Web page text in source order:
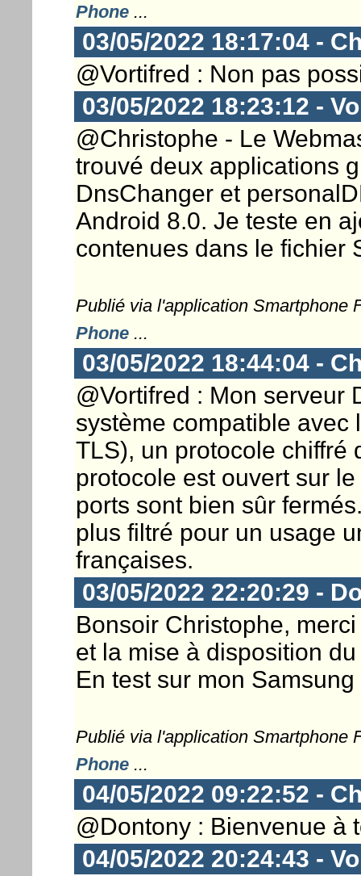
Phone...
03/05/2022 18:17:04 -
@Vortifred : Non pas
03/05/2022 18:23:12 -
@Christophe - Le
trouvé deux applications
DnsChanger et
Android 8.0. Je teste en
contenues dans le fichier
Publié via l'application Smartphone
Phone...
03/05/2022 18:44:04 -
@Vortifred : Mon serveur
système compatible avec
TLS), un protocole chiffré
protocole est ouvert sur
ports sont bien sûr
plus filtré pour un usage
françaises.
03/05/2022 22:20:29 -
Bonsoir Christophe,
et la mise à disposition
En test sur mon
Publié via l'application Smartphone
Phone...
04/05/2022 09:22:52 -
@Dontony : Bienvenue à
04/05/2022 20:24:43 -